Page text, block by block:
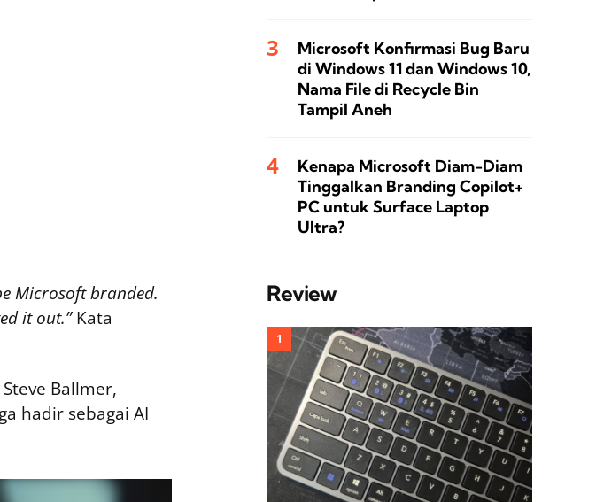
Microsoft branded.
it out.”Kata
Ballmer,
hadir sebagai AI
Microsoft Konfirmasi Bug Baru
di Windows 11 dan Windows 10,
Nama File di Recycle Bin
Tampil Aneh
Kenapa Microsoft Diam-Diam
Tinggalkan Branding Copilot+
PC untuk Surface Laptop
Ultra?
Review